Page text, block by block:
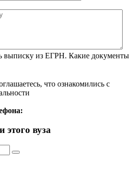
выписку из ЕГРН. Какие документы
что ознакомились с
этого вуза
Search